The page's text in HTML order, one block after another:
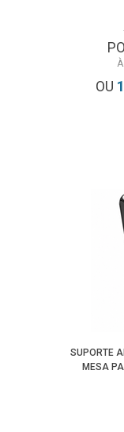
OU
SUPORTE
MESA